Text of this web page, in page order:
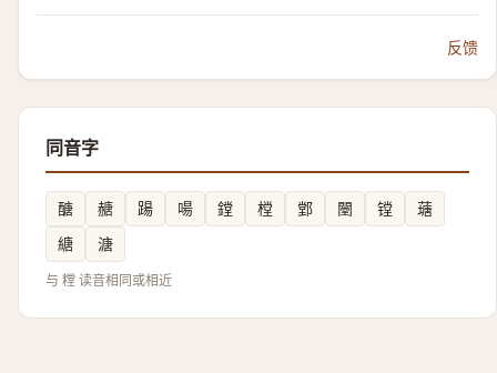
反馈
同音字
醣 赯 踼 啺 鏜 樘 䣘 闛 镗
䕋
䌅
溏
与 糛 读音相同或相近